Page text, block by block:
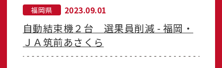
福岡県 2023.09.01
自動結束機２台 選果員削減 - 福岡・
ＪＡ筑前あさくら